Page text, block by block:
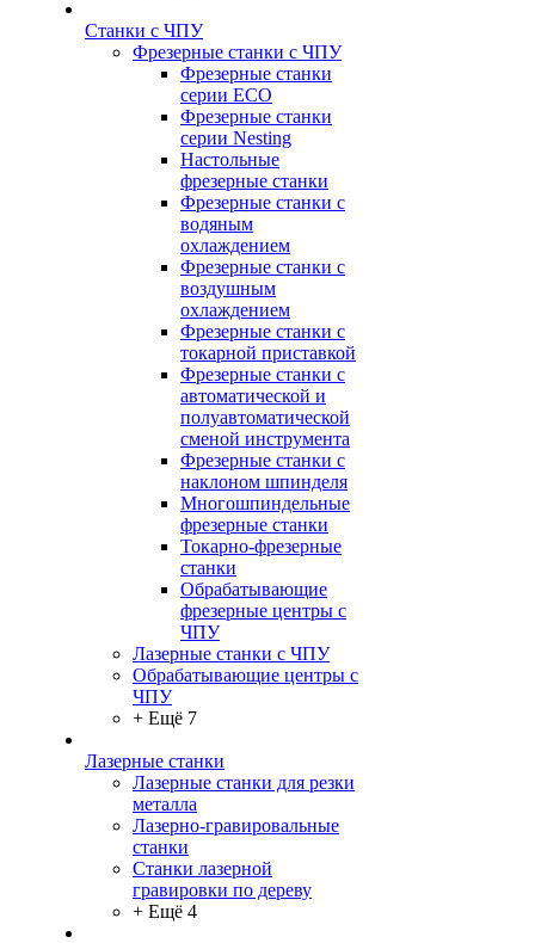
Станки с ЧПУ
Фрезерные станки с ЧПУ
Фрезерные станки
серии ECO
Фрезерные станки
серии Nesting
Настольные
фрезерные станки
Фрезерные станки с
водяным
охлаждением
Фрезерные станки с
воздушным
охлаждением
Фрезерные станки с
токарной приставкой
Фрезерные станки с
автоматической и
полуавтоматической
сменой инструмента
Фрезерные станки с
наклоном шпинделя
Многошпиндельные
фрезерные станки
Токарно-фрезерные
станки
Обрабатывающие
фрезерные центры с
ЧПУ
Лазерные станки с ЧПУ
Обрабатывающие центры с
ЧПУ
+ Ещё 7
Лазерные станки
Лазерные станки для резки
металла
Лазерно-гравировальные
станки
Станки лазерной
гравировки по дереву
+ Ещё 4